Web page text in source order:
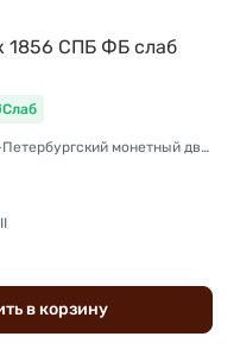
1856 СПБ ФБ слаб
Слаб
Монетный двор: Санкт-Петербургский монетный двор
вкорзину